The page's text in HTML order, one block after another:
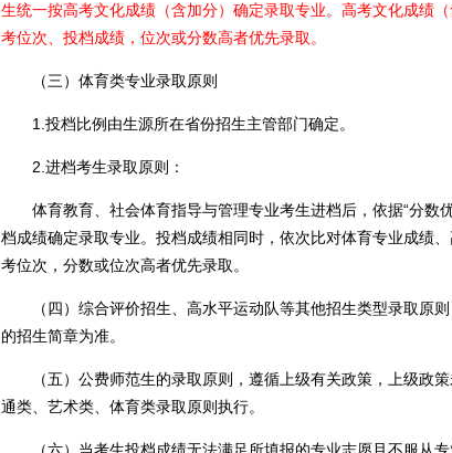
生统一按高考文化成绩（含加分）确定录取专业。高考文化成绩
考位次、投档成绩，位次或分数高者优先录取。
（三）体育类专业录取原则
1.投档比例由生源所在省份招生主管部门确定。
2.进档考生录取原则：
体育教育、社会体育指导与管理专业考生进档后，依据“分数
档成绩确定录取专业。投档成绩相同时，依次比对体育专业成绩
考位次，分数或位次高者优先录取。
（四）综合评价招生、高水平运动队等其他招生类型录取原则
的招生简章为准。
（五）公费师范生的录取原则，遵循上级有关政策，上级政策
通类、艺术类、体育类录取原则执行。